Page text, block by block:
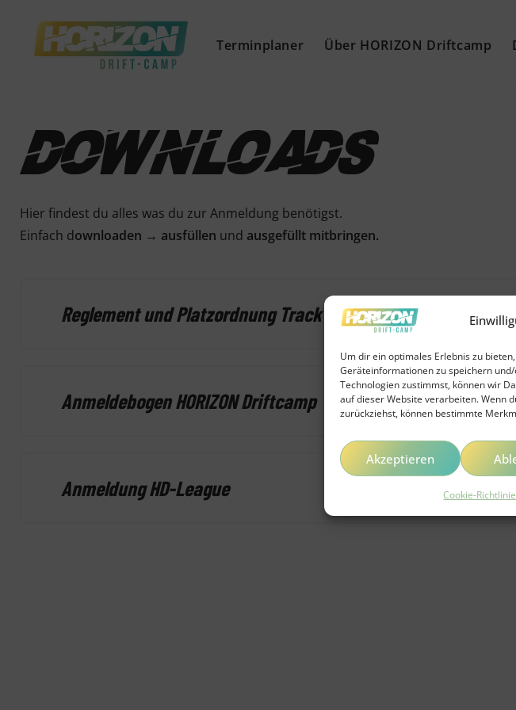
Um dir ein optimales Erlebnis zu
Geräteinformationen zu speichern
Technologien zustimmst, können wir
auf dieser Website verarbeiten. Wenn
zurückziehst, können bestimmte
Akzeptieren
Cookie-Richtlinie
Terminplaner Über HORIZON Driftcamp
Downloads
Hier findest du alles was du zur Anmeldung benötigst.
Einfach downloaden → ausfüllen und ausgefüllt mitbringen.
Reglement und Platzordnung Track Days Driftbereich
Anmeldebogen HORIZON Driftcamp
Anmeldung HD-League